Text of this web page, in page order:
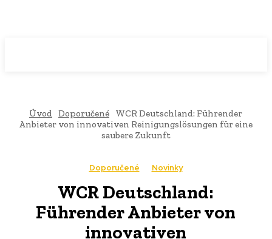
Úvod Doporučené
WCR Deutschland: Führender
Anbieter von innovativen Reinigungslösungen für eine
saubere Zukunft
Doporučené Novinky
WCR Deutschland:
Führender Anbieter von
innovativen